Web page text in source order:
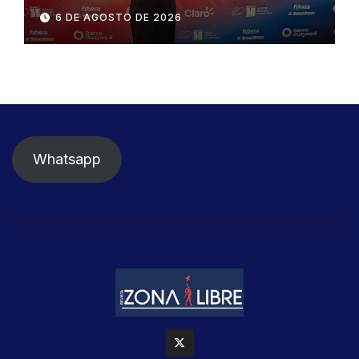
influyentes del Ecuador
6 DE AGOSTO DE 2026
Whatsapp